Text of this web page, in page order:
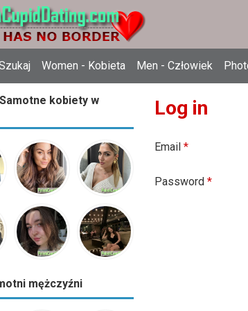
Women - Kobieta Men - Człowiek
kobiety w
mężczyźni
Log in
Email *
Password *